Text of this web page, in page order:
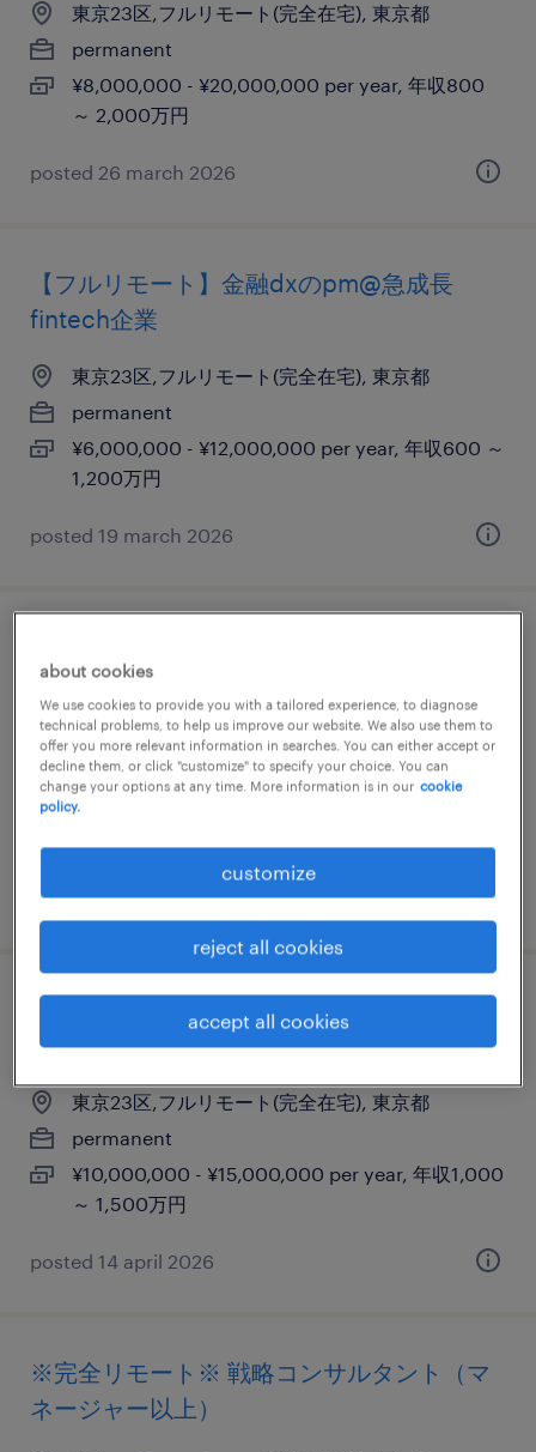
東京23区,フルリモート(完全在宅), 東京都
permanent
¥8,000,000 - ¥20,000,000 per year, 年収800
～ 2,000万円
posted 26 march 2026
【フルリモート】金融dxのpm@急成長
fintech企業
東京23区,フルリモート(完全在宅), 東京都
permanent
¥6,000,000 - ¥12,000,000 per year, 年収600 ～
1,200万円
posted 19 march 2026
ネージャー以上）
東京23区,フルリモート(完全在宅), 東京都
permanent
¥10,000,000 - ¥50,000,000 per year, 年収
posted 6 april 2025
プロジェクトマネージャー(pm)／大手dx支
援
東京23区,フルリモート(完全在宅), 東京都
permanent
¥10,000,000 - ¥15,000,000 per year, 年収1,000
～ 1,500万円
posted 14 april 2026
※完全リモート※ 戦略コンサルタント（マ
ネージャー以上）
about cookies
We use cookies to provide you with a tailored experience, to diagnose
technical problems, to help us improve our website. We also use them to
offer you more relevant information in searches. You can either accept or
decline them, or click "customize" to specify your choice. You can
change your options at any time. More information is in our cookie
policy.
customize
reject all cookies
accept all cookies